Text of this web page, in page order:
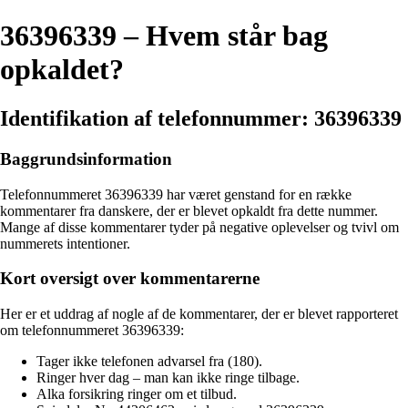
36396339 – Hvem står bag
opkaldet?
Identifikation af telefonnummer: 36396339
Baggrundsinformation
Telefonnummeret 36396339 har været genstand for en række
kommentarer fra danskere, der er blevet opkaldt fra dette nummer.
Mange af disse kommentarer tyder på negative oplevelser og tvivl om
nummerets intentioner.
Kort oversigt over kommentarerne
Her er et uddrag af nogle af de kommentarer, der er blevet rapporteret
om telefonnummeret 36396339:
Tager ikke telefonen advarsel fra (180).
Ringer hver dag – man kan ikke ringe tilbage.
Alka forsikring ringer om et tilbud.